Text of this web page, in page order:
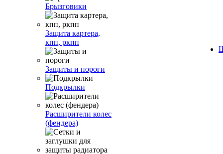
Брызговики
Защита картера,
кпп, ркпп
Защиты и пороги
Подкрылки
Расширители колес
(фендера)